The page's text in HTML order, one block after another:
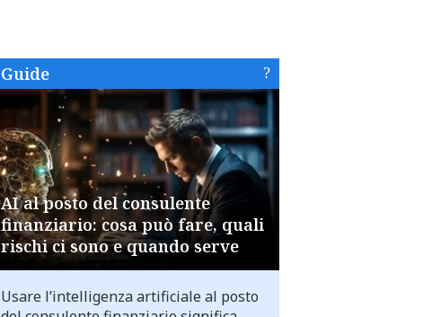
Guide
AI al posto del consulente
finanziario: cosa può fare, quali
rischi ci sono e quando serve
Usare l’intelligenza artificiale al posto